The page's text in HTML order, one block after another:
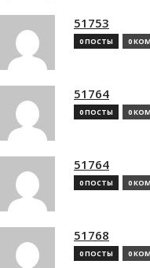
51753
0 ПОСТЫ 0
51764
0 ПОСТЫ 0
51764
0 ПОСТЫ 0
51768
0 ПОСТЫ 0